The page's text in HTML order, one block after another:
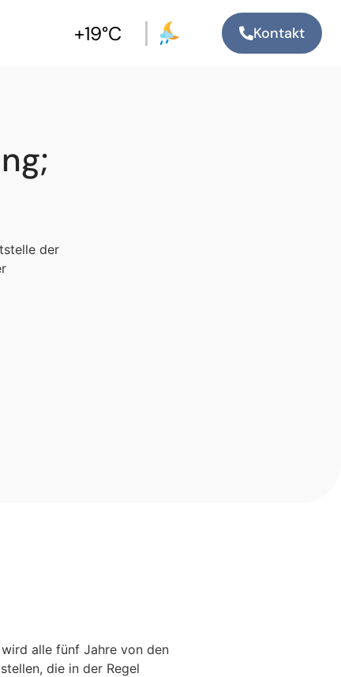
+19°C Kontakt
der
alle fünf Jahre von den
die in der Regel